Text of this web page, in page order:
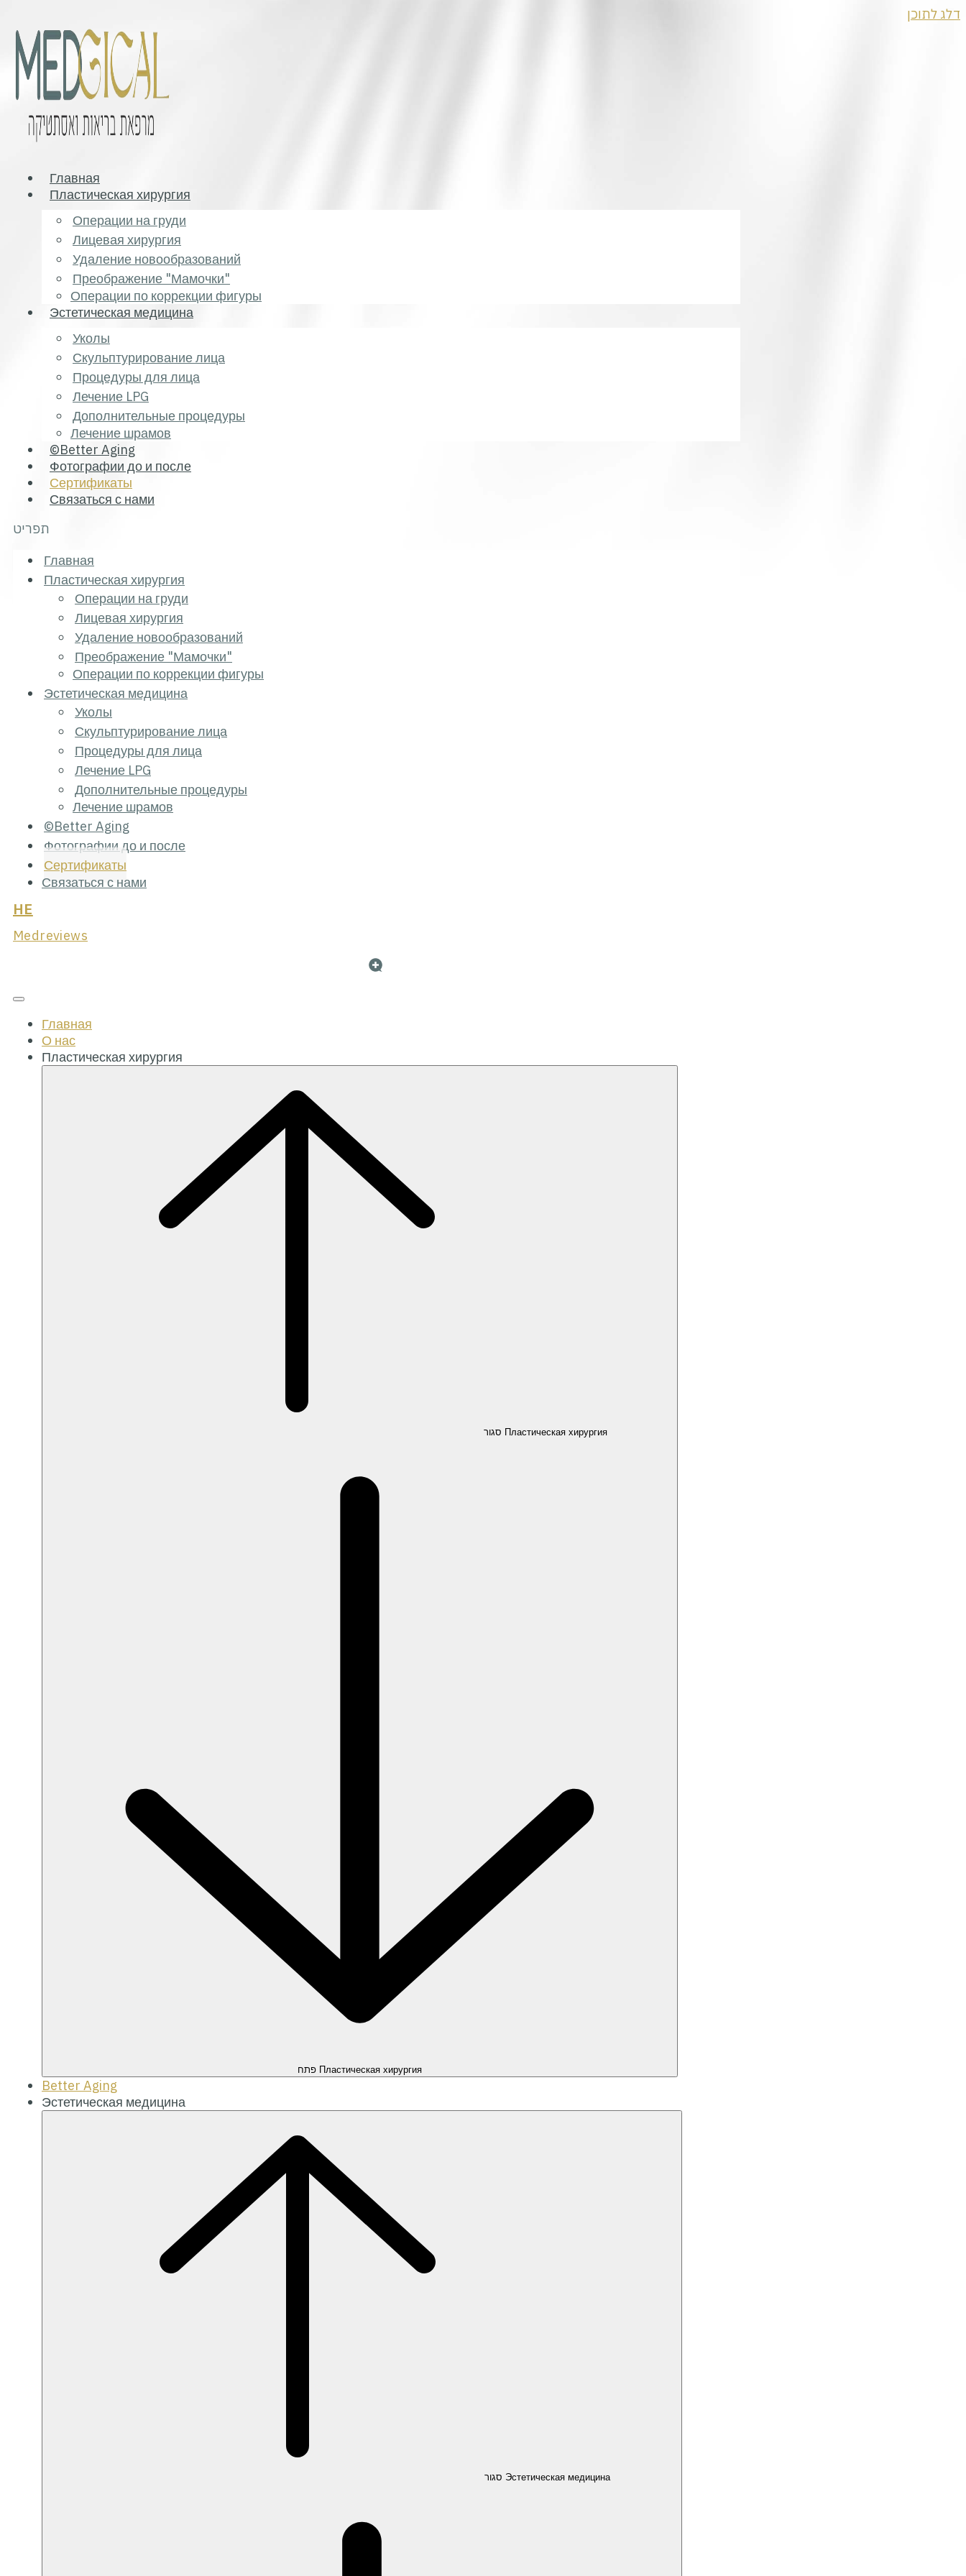
דלג לתוכן
Главная
Пластическая хирургия
Операции на груди
Лицевая хирургия
Удаление новообразований
Преображение "Мамочки"
Операции по коррекции фигуры
Эстетическая медицина
Уколы
Скульптурирование лица
Процедуры для лица
Лечение LPG
Дополнительные процедуры
Лечение шрамов
©Better Aging
Фотографии до и после
Сертификаты
Связаться с нами
תפריט
Главная
Пластическая хирургия
Операции на груди
Лицевая хирургия
Удаление новообразований
Преображение "Мамочки"
Операции по коррекции фигуры
Эстетическая медицина
Уколы
Скульптурирование лица
Процедуры для лица
Лечение LPG
Дополнительные процедуры
Лечение шрамов
©Better Aging
Фотографии до и после
Сертификаты
Связаться с нами
HE
Medreviews
Главная
О нас
Пластическая хирургия
סגור Пластическая хирургия
פתח Пластическая хирургия
Better Aging
Эстетическая медицина
סגור Эстетическая медицина